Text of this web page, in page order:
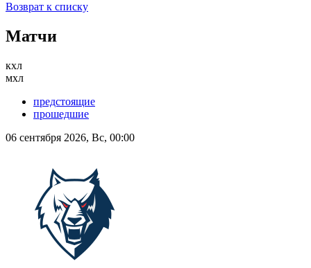
Возврат к списку
Матчи
кхл
мхл
предстоящие
прошедшие
06 сентября 2026, Вс, 00:00